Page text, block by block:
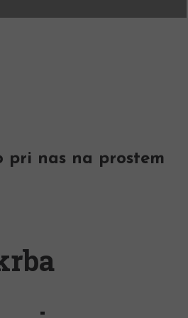
pri nas na prostem